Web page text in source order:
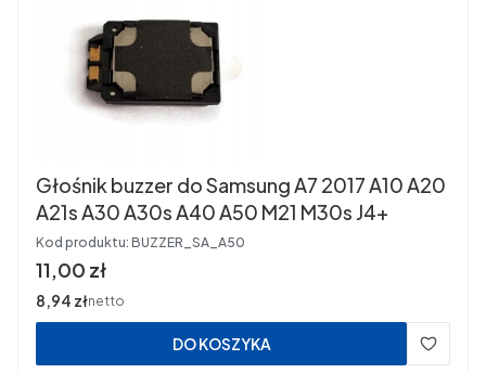
Głośnik buzzer do Samsung A7 2017 A10 A20
A21s A30 A30s A40 A50 M21 M30s J4+
Kod produktu: BUZZER_SA_A50
Cena
11,00 zł
Cena
8,94 złnetto
DO KOSZYKA